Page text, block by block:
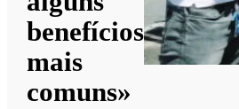
benefícios
mais
comuns»